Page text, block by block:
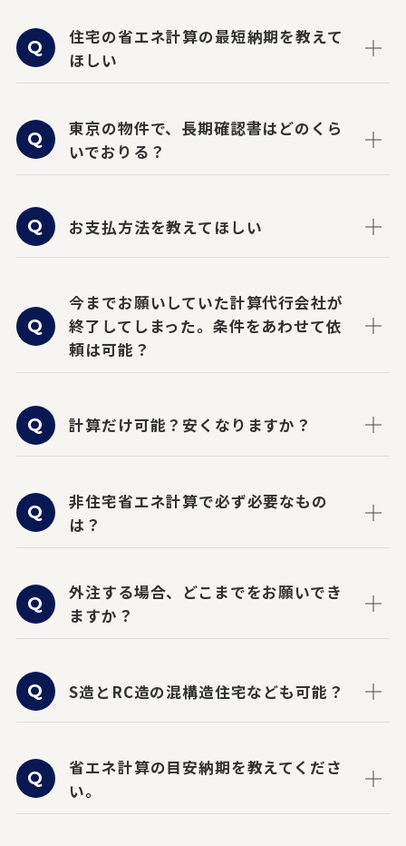
住宅の省エネ計算の最短納期を教えて
ほしい
東京の物件で、長期確認書はどのくら
いでおりる？
お支払方法を教えてほしい
今までお願いしていた計算代行会社が
終了してしまった。条件をあわせて依
頼は可能？
計算だけ可能？安くなりますか？
非住宅省エネ計算で必ず必要なもの
は？
外注する場合、どこまでをお願いでき
ますか？
S造とRC造の混構造住宅なども可能？
省エネ計算の目安納期を教えてくださ
い。